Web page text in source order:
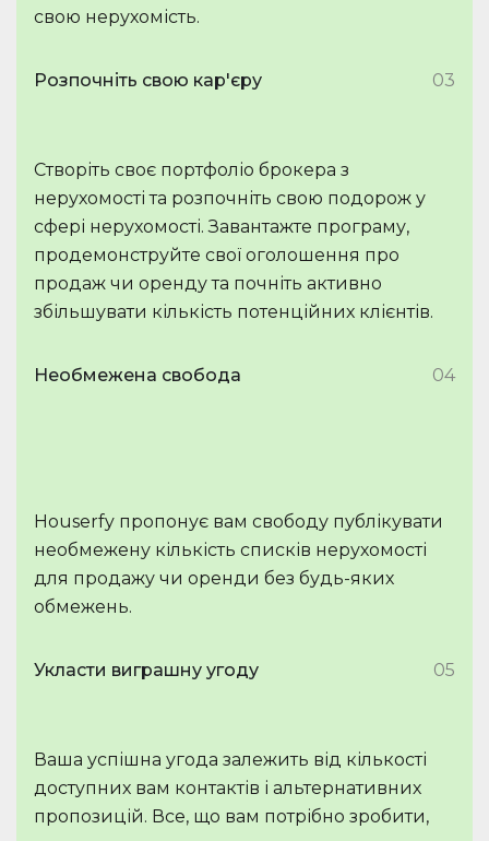
свою нерухомість.
Розпочніть свою кар'єру 03
Створіть своє портфоліо брокера з
нерухомості та розпочніть свою подорож у
сфері нерухомості. Завантажте програму,
продемонструйте свої оголошення про
продаж чи оренду та почніть активно
збільшувати кількість потенційних клієнтів.
Необмежена свобода 04
Houserfy пропонує вам свободу публікувати
необмежену кількість списків нерухомості
для продажу чи оренди без будь-яких
обмежень.
Укласти виграшну угоду 05
Ваша успішна угода залежить від кількості
доступних вам контактів і альтернативних
пропозицій. Все, що вам потрібно зробити,